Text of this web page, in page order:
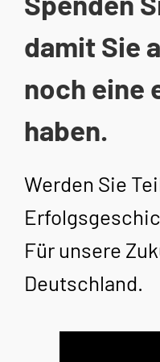
damit Sie
noch eine
haben.
Werden Sie
Für unsere
Deutschland.